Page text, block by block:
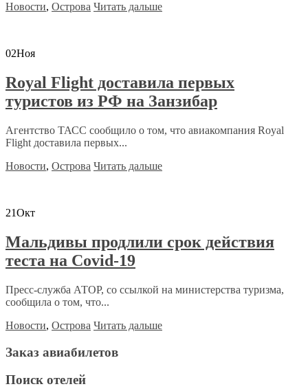
Новости, Острова Читать дальше
02Ноя
Royal Flight доставила первых
туристов из РФ на Занзибар
Агентство ТАСС сообщило о том, что авиакомпания Royal
Flight доставила первых...
Новости, Острова Читать дальше
21Окт
Мальдивы продлили срок действия
теста на Covid-19
Пресс-служба АТОР, со ссылкой на министерства туризма,
сообщила о том, что...
Новости, Острова Читать дальше
Заказ авиабилетов
Поиск отелей